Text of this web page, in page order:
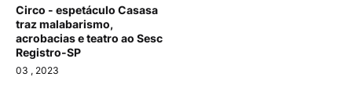
Circo - espetáculo Casasa
traz malabarismo,
acrobacias e teatro ao Sesc
Registro-SP
03 , 2023